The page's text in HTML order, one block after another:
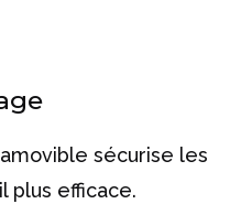
sécurise les
plus efficace.